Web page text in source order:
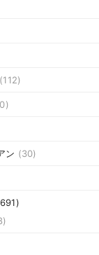
(112)
ン (30)